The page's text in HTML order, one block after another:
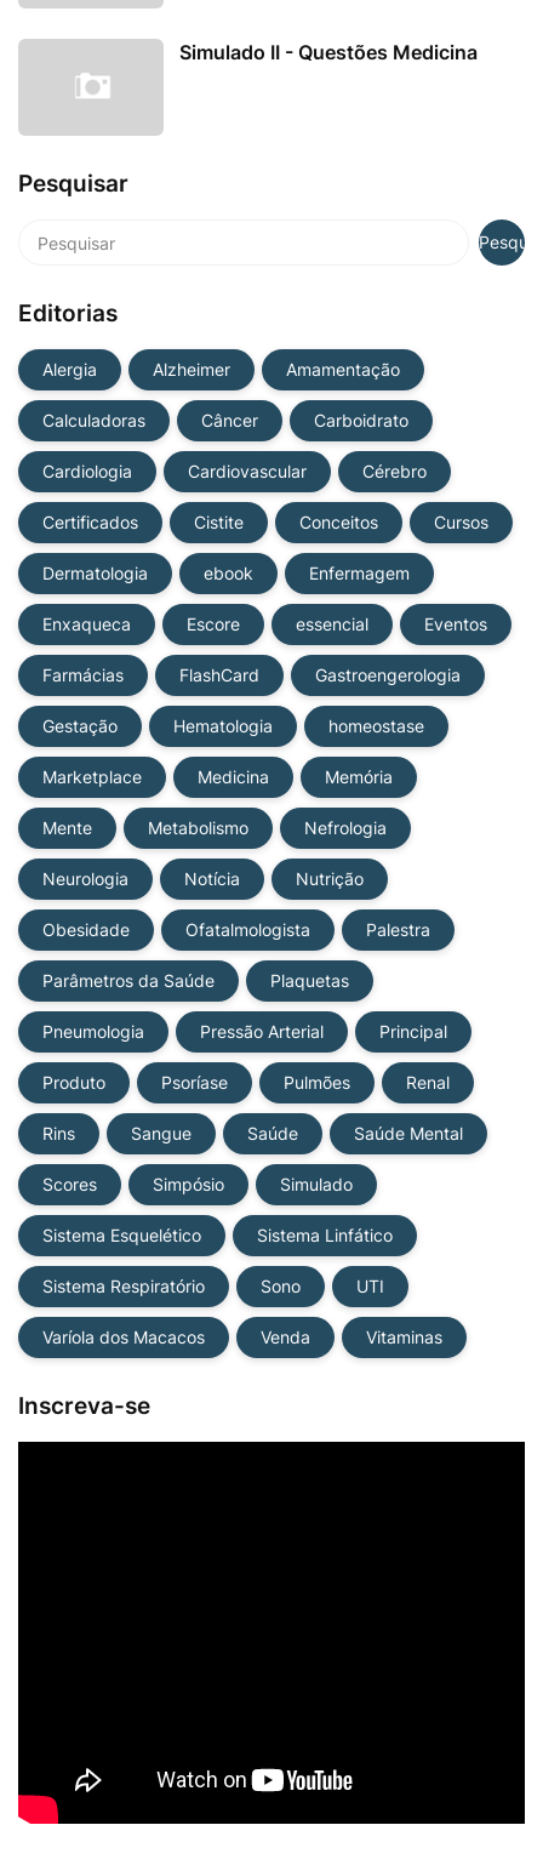
Simulado II - Questões Medicina
Pesquisar
Editorias
Alergia Alzheimer Amamentação
Calculadoras Câncer Carboidrato
Cardiologia Cardiovascular Cérebro
Certificados Cistite Conceitos Cursos
Dermatologia ebook Enfermagem
Enxaqueca Escore essencial Eventos
Farmácias FlashCard Gastroengerologia
Gestação Hematologia homeostase
Marketplace Medicina Memória
Mente Metabolismo Nefrologia
Neurologia Notícia Nutrição
Obesidade Ofatalmologista Palestra
Parâmetros da Saúde Plaquetas
Pneumologia Pressão Arterial Principal
Produto Psoríase Pulmões Renal
Rins Sangue Saúde Saúde Mental
Scores Simpósio Simulado
Sistema Esquelético Sistema Linfático
Sistema Respiratório Sono UTI
Varíola dos Macacos Venda Vitaminas
Inscreva-se